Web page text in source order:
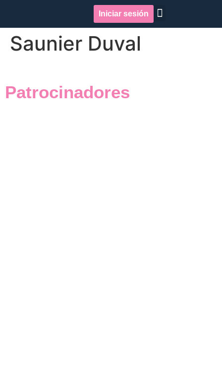
Iniciar sesión
Saunier Duval
Patrocinadores